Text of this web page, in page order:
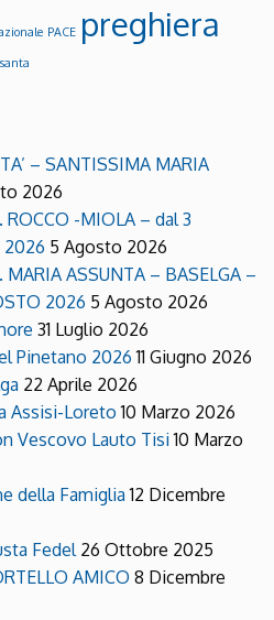
PACE preghiera
– SANTISSIMA MARIA
2026
ROCCO -MIOLA – dal 3
2026 5 Agosto 2026
MARIA ASSUNTA – BASELGA –
2026 5 Agosto 2026
31 Luglio 2026
Pinetano 2026 11 Giugno 2026
22 Aprile 2026
Assisi-Loreto 10 Marzo 2026
Vescovo Lauto Tisi 10 Marzo
della Famiglia 12 Dicembre
Fedel 26 Ottobre 2025
AMICO 8 Dicembre